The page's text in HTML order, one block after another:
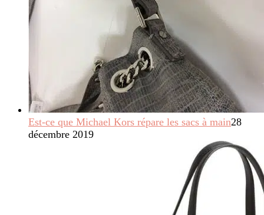
Est-ce que Michael Kors répare les sacs à main28
décembre 2019